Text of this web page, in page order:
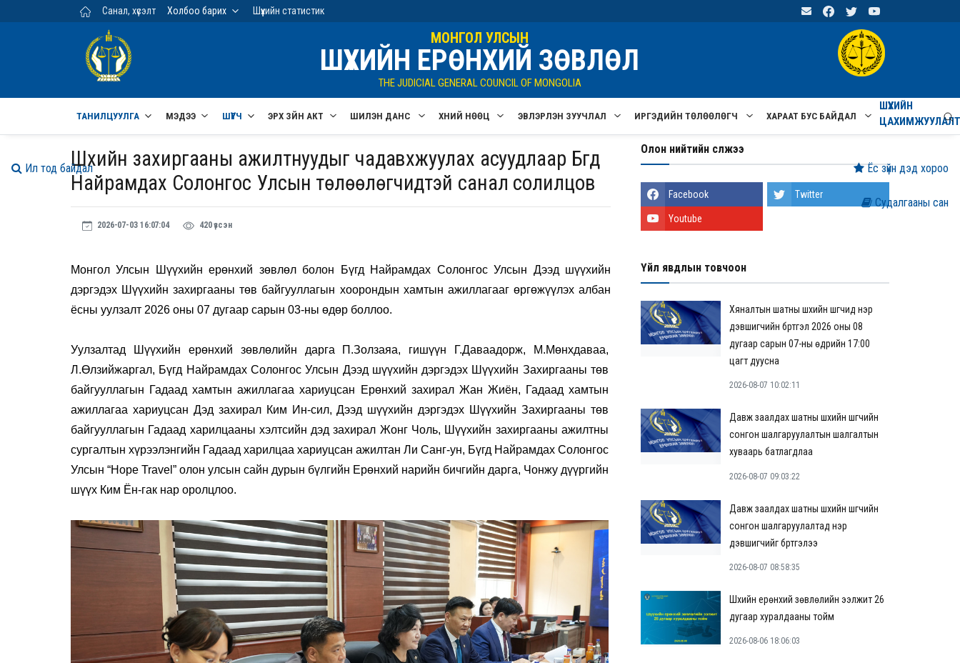
Үндсэн агуулга руу шилжих
Санал, хүсэлт Холбоо барих Шүүхийн статистик
МОНГОЛ УЛСЫН
ШҮҮХИЙН ЕРӨНХИЙ ЗӨВЛӨЛ
THE JUDICIAL GENERAL COUNCIL OF MONGOLIA
ТАНИЛЦУУЛГА МЭДЭЭ ШҮҮГЧ ЭРХ ЗҮЙН АКТ ШИЛЭН ДАНС ХҮНИЙ НӨӨЦ ЭВЛЭРҮҮЛЭН ЗУУЧЛАЛ ИРГЭДИЙН ТӨЛӨӨЛӨГЧ ХАРААТ БУС БАЙДАЛ
ШҮҮХИЙН
Шүүхийн захиргааны ажилтнуудыг чадавхжуулах асуудлаар Бүгд
Найрамдах Солонгос Улсын төлөөлөгчидтэй санал солилцов
2026-07-03 16:07:04 420 үзсэн
Монгол Улсын Шүүхийн ерөнхий зөвлөл болон Бүгд Найрамдах Солонгос Улсын Дээд шүүхийн
дэргэдэх Шүүхийн захиргааны төв байгууллагын хоорондын хамтын ажиллагааг өргөжүүлэх албан
ёсны уулзалт 2026 оны 07 дугаар сарын 03-ны өдөр боллоо.
Уулзалтад Шүүхийн ерөнхий зөвлөлийн дарга П.Золзаяа, гишүүн Г.Даваадорж, М.Мөнхдаваа,
Л.Өлзийжаргал, Бүгд Найрамдах Солонгос Улсын Дээд шүүхийн дэргэдэх Шүүхийн Захиргааны төв
байгууллагын Гадаад хамтын ажиллагаа хариуцсан Ерөнхий захирал Жан Жиён, Гадаад хамтын
ажиллагаа хариуцсан Дэд захирал Ким Ин-сил, Дээд шүүхийн дэргэдэх Шүүхийн Захиргааны төв
байгууллагын Гадаад харилцааны хэлтсийн дэд захирал Жонг Чоль, Шүүхийн захиргааны ажилтны
сургалтын хүрээлэнгийн Гадаад харилцаа хариуцсан ажилтан Ли Санг-ун, Бүгд Найрамдах Солонгос
Улсын “Hope Travel” олон улсын сайн дурын бүлгийн Ерөнхий нарийн бичгийн дарга, Чонжу дүүргийн
шүүх Ким Ён-гак нар оролцлоо.
Олон нийтийн сүлжээ
Facebook Twitter
Youtube
Үйл явдлын товчоон
Хяналтын шатны шүүхийн шүүгчид нэр
дэвшигчийн бүртгэл 2026 оны 08
дугаар сарын 07-ны өдрийн 17:00
цагт дуусна
2026-08-07 10:02:11
Давж заалдах шатны шүүхийн шүүгчийн
сонгон шалгаруулалтын шалгалтын
хуваарь батлагдлаа
2026-08-07 09:03:22
Давж заалдах шатны шүүхийн шүүгчийн
сонгон шалгаруулалтад нэр
дэвшигчийг бүртгэлээ
2026-08-07 08:58:35
Шүүхийн ерөнхий зөвлөлийн ээлжит 26
дугаар хуралдааны тойм
2026-08-06 18:06:03
Судалгааны сан
Ёс зүйн дэд хороо
Ил тод байдал